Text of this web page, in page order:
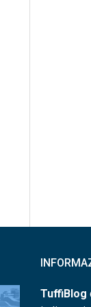
TuffiBlog